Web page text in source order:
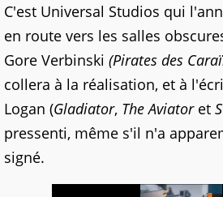
C'est Universal Studios qui
en route vers les salles
Gore Verbinski (Pirates des
collera à la réalisation, et à
Logan (Gladiator, The Aviatoret
pressenti, même s'il n'a
signé.